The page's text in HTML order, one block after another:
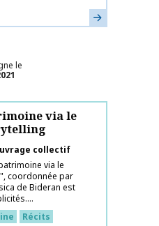
En savoir plus
le
via le
collectif
via le
coordonnée par
de Bideran est
Récits